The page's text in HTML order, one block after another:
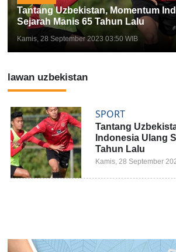
Tantang Uzbekistan, Momentum
Sejarah Manis 65 Tahun Lalu
Kamis, 28 September 2023 03:50 WIB
lawan uzbekistan
SPORT
Tantang
Indonesia Ulang
Tahun Lalu
Kamis, 28 September